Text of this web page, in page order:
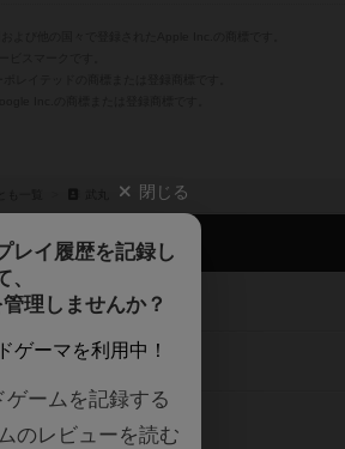
閉じる
レイ履歴を記録し
、
理しませんか？
ゲーマを利用中！
ゲームを記録する
のレビューを読む
する
レビュー